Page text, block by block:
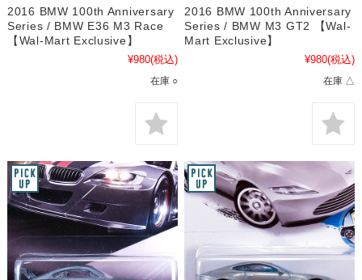
2016 BMW 100th Anniversary
Series / BMW E36 M3 Race
【Wal-Mart Exclusive】
¥980(税込)
在庫 ○
2016 BMW 100th Anniversary
Series / BMW M3 GT2 【Wal-
Mart Exclusive】
¥980(税込)
在庫 △